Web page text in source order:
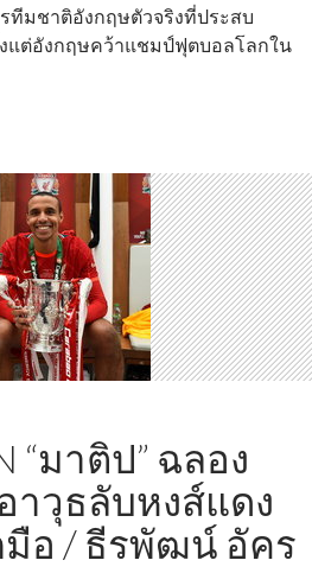
ทีมชาติอังกฤษตัวจริงที่ประสบ
แต่อังกฤษคว้าแชมป์ฟุตบอลโลกใน
“มาติป” ฉลอง
าวุธลับหงส์แดง
อ / ธีรพัฒน์ อัคร